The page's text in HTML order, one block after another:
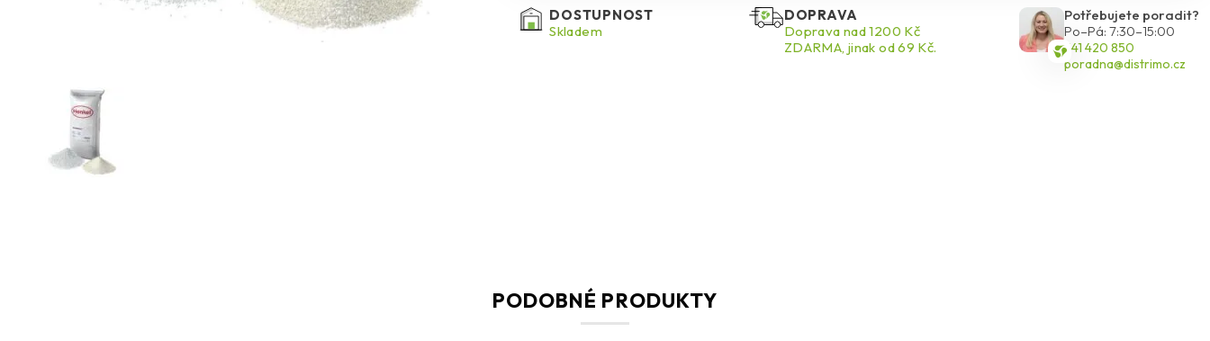
DOSTUPNOST
Skladem
DOPRAVA
Doprava nad 1200 Kč
ZDARMA, jinak od 69 Kč.
Potřebujete poradit?
Po–Pá: 7:30–15:00
541 420 850
poradna@distrimo.cz
PODOBNÉ PRODUKTY